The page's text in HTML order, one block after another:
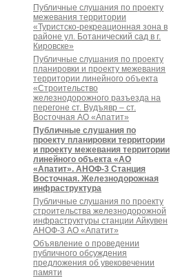
Публичные слушания по проекту
межевания территории
«Туристско-рекреационная зона в
районе ул. Ботанический сад в г.
Кировске»
Публичные слушания по проекту
планировки и проекту межевания
территории линейного объекта
«Строительство
железнодорожного разъезда на
перегоне ст. Вудъявр – ст.
Восточная АО «Апатит»
Публичные слушания по
проекту планировки территории
и проекту межевания территории
линейного объекта «АО
«Апатит». АНОФ-3 Станция
Восточная. Железнодорожная
инфраструктура
Публичные слушания по проекту
строительства железнодорожной
инфраструктуры станции Айкувен
АНОФ-3 АО «Апатит»
Объявление о проведении
публичного обсуждения
предложения об увековечении
памяти